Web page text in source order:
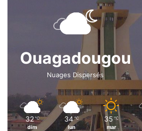
Ouagadougou
Nuages Dispersés
32 ℃
dim
34 ℃
lun
35 ℃
mar